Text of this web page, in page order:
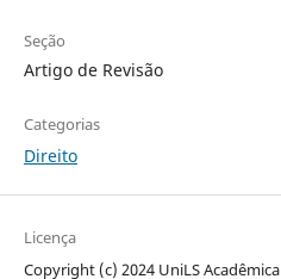
Seção
Artigo de Revisão
Categorias
Direito
Licença
Copyright (c) 2024 UniLS Acadêmica